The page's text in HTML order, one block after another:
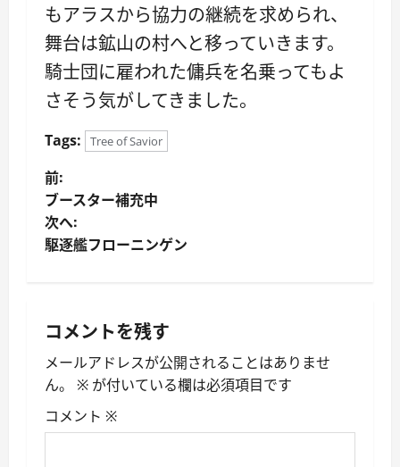
もアラスから協力の継続を求められ、
舞台は鉱山の村へと移っていきます。
騎士団に雇われた傭兵を名乗ってもよ
さそう気がしてきました。
Tags: Tree of Savior
投
稿
ナ
ゲ
ー
シ
ョ
前:
ブースター補充中
次へ:
駆逐艦フローニンゲン
コメントを残す
メールアドレスが公開されることはありませ
ん。
※ が付いている欄は必須項目です
コメント ※